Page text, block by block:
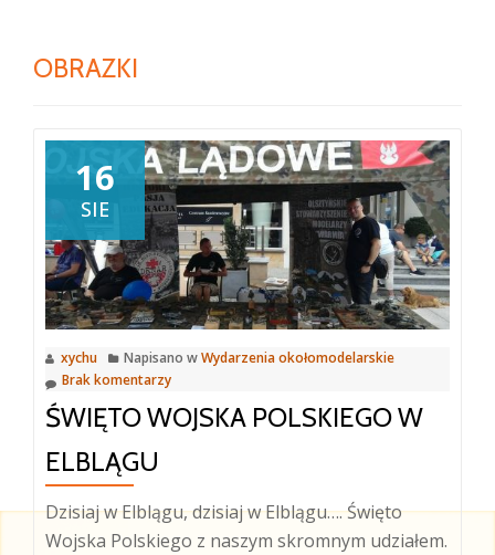
OBRAZKI
16
SIE
xychu Napisano wWydarzenia okołomodelarskie
Brak komentarzy
ŚWIĘTO WOJSKA POLSKIEGO W
ELBLĄGU
Dzisiaj w Elblągu, dzisiaj w Elblągu…. Święto
Wojska Polskiego z naszym skromnym udziałem.